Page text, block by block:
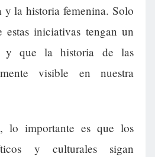
y la historia femenina. Solo
estas iniciativas tengan un
y que la historia de las
visible en nuestra
lo importante es que los
y culturales sigan